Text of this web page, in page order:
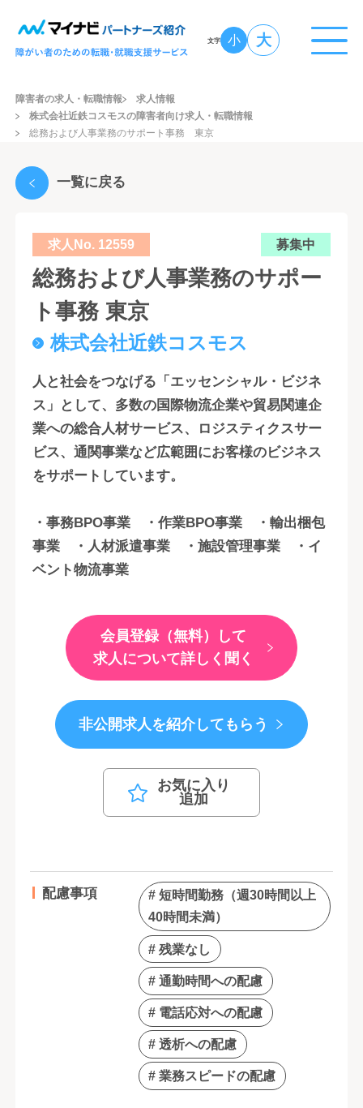
文字 小 大
障害者の求人・転職情報
求人情報
株式会社近鉄コスモスの障害者向け求人・転職情報
総務および人事業務のサポート事務 東京
一覧に戻る
求人No. 12559 募集中
総務および人事業務のサポー
ト事務 東京
株式会社近鉄コスモス
人と社会をつなげる「エッセンシャル・ビジネ
ス」として、多数の国際物流企業や貿易関連企
業への総合人材サービス、ロジスティクスサー
ビス、通関事業など広範囲にお客様のビジネス
をサポートしています。
・事務BPO事業 ・作業BPO事業 ・輸出梱包
事業 ・人材派遣事業 ・施設管理事業 ・イ
ベント物流事業
会員登録（無料）して
求人について詳しく聞く
非公開求人を紹介してもらう
お気に入り
追加
配慮事項
# 短時間勤務（週30時間以上
40時間未満）
# 残業なし
# 通勤時間への配慮
# 電話応対への配慮
# 透析への配慮
# 業務スピードの配慮